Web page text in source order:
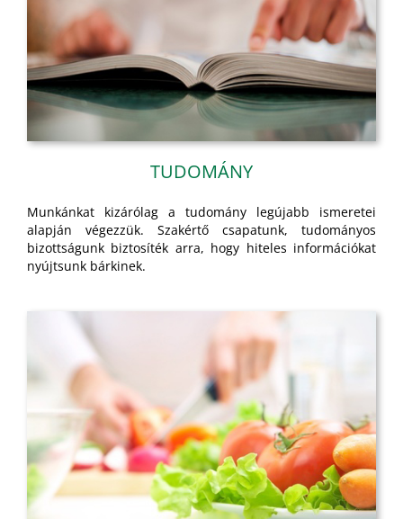
TUDOMÁNY
Munkánkat kizárólag a tudomány legújabb ismeretei
alapján végezzük. Szakértő csapatunk, tudományos
bizottságunk biztosíték arra, hogy hiteles információkat
nyújtsunk bárkinek.